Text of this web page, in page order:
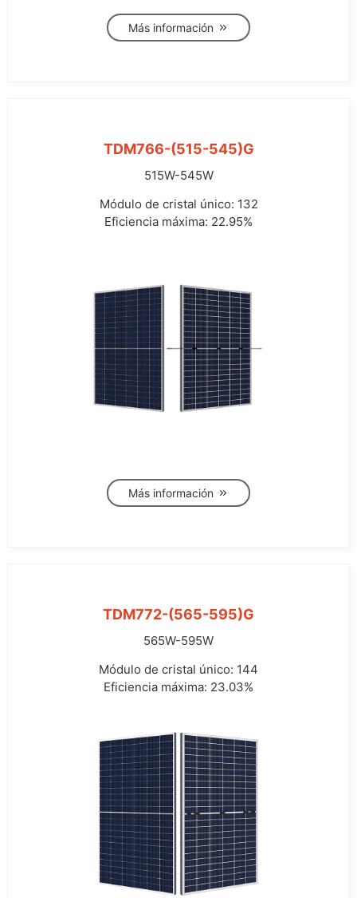
Más información
TDM766-(515-545)G
515W-545W
Módulo de cristal único: 132
Eficiencia máxima: 22.95%
Más información
TDM772-(565-595)G
565W-595W
Módulo de cristal único: 144
Eficiencia máxima: 23.03%